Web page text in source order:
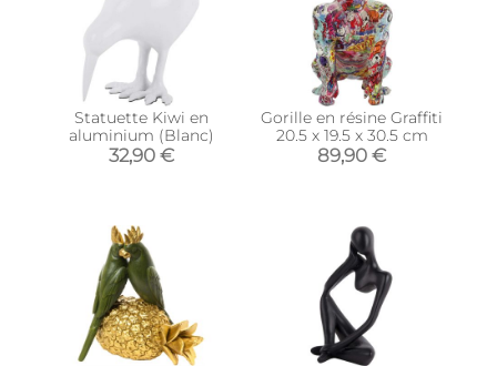
Statuette Kiwi en
aluminium (Blanc)
32,90 €
Gorille en résine Graffiti
20.5 x 19.5 x 30.5 cm
89,90 €